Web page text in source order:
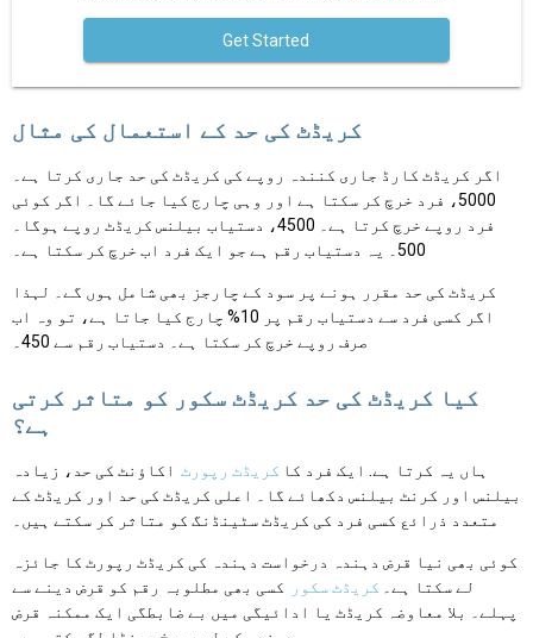
Get Started
کریڈٹ کی حد کے استعمال کی مثال
اگر کریڈٹ کارڈ جاری کنندہ روپے کی کریڈٹ کی حد جاری کرتا ہے۔
5000، فرد خرچ کر سکتا ہے اور وہی چارج کیا جائے گا۔ اگر کوئی
فرد روپے خرچ کرتا ہے۔ 4500، دستیاب بیلنس کریڈٹ روپے ہوگا۔
500۔ یہ دستیاب رقم ہے جو ایک فرد اب خرچ کر سکتا ہے۔
کریڈٹ کی حد مقرر ہونے پر سود کے چارجز بھی شامل ہوں گے۔ لہذا
اگر کسی فرد سے دستیاب رقم پر 10% چارج کیا جاتا ہے، تو وہ اب
صرف روپے خرچ کر سکتا ہے۔ دستیاب رقم سے 450۔
کیا کریڈٹ کی حد کریڈٹ سکور کو متاثر کرتی
ہے؟
ہاں یہ کرتا ہے. ایک فرد کا کریڈٹ رپورٹ اکاؤنٹ کی حد، زیادہ
بیلنس اور کرنٹ بیلنس دکھائے گا۔ اعلی کریڈٹ کی حد اور کریڈٹ کے
متعدد ذرائع کسی فرد کی کریڈٹ سٹینڈنگ کو متاثر کر سکتے ہیں۔
کوئی بھی نیا قرض دہندہ درخواست دہندہ کی کریڈٹ رپورٹ کا جائزہ
لے سکتا ہے۔
کریڈٹ سکور
کسی بھی مطلوبہ رقم کو قرض دینے سے
پہلے۔ بلا معاوضہ کریڈٹ یا ادائیگی میں بے ضابطگی ایک ممکنہ قرض